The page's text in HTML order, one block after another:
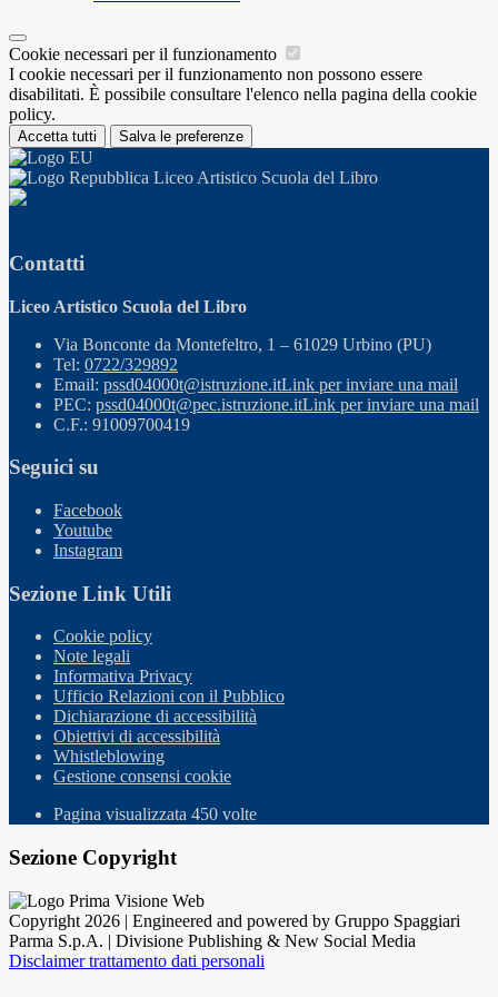
Cookie necessari per il funzionamento
I cookie necessari per il funzionamento non possono essere
disabilitati. È possibile consultare l'elenco nella pagina della cookie
policy.
Accetta tutti Salva le preferenze
Liceo Artistico Scuola del Libro
Contatti
Liceo Artistico Scuola del Libro
Via Bonconte da Montefeltro, 1 – 61029 Urbino (PU)
Tel: 0722/329892
Email: pssd04000t@istruzione.itLink per inviare una mail
PEC: pssd04000t@pec.istruzione.itLink per inviare una mail
C.F.: 91009700419
Seguici su
Facebook
Youtube
Instagram
Sezione Link Utili
Cookie policy
Note legali
Informativa Privacy
Ufficio Relazioni con il Pubblico
Dichiarazione di accessibilità
Obiettivi di accessibilità
Whistleblowing
Gestione consensi cookie
Pagina visualizzata 450 volte
Sezione Copyright
Copyright 2026 | Engineered and powered by Gruppo Spaggiari
Parma S.p.A. | Divisione Publishing & New Social Media
Disclaimer trattamento dati personali